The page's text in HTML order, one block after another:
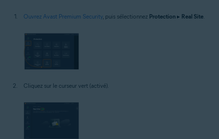
Ouvrez Avast Premium Security, puis sélectionnez Protection ▸ Real Site.
Cliquez sur le curseur vert (activé).